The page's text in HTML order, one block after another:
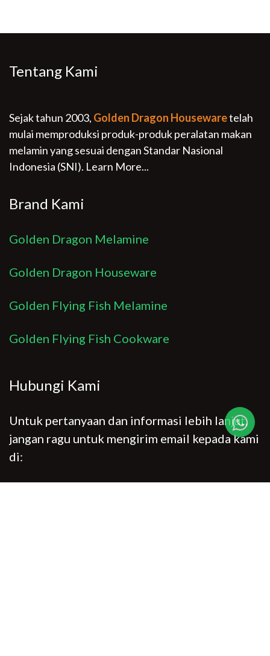
Tentang Kami
Sejak tahun 2003, Golden Dragon Housewaretelah
mulai memproduksi produk-produk peralatan makan
melamin yang sesuai dengan Standar Nasional
Indonesia (SNI). Learn More...
Brand Kami
Golden Dragon Melamine
Golden Dragon Houseware
Golden Flying Fish Melamine
Golden Flying Fish Cookware
Hubungi Kami
Untuk pertanyaan dan informasi lebih lanjut,
jangan ragu untuk mengirim email kepada kami
di: